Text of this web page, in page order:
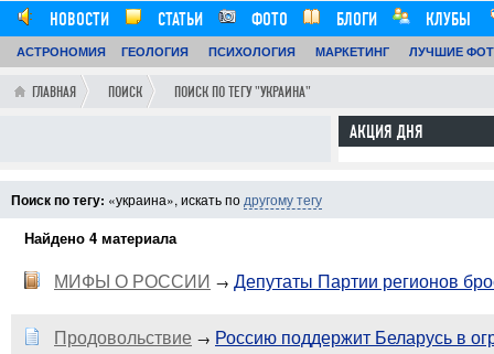
НОВОСТИ СТАТЬИ ФОТО БЛОГИ
КЛУБЫ
ОБЗОРЫ
ВИДЕОРЕПОРТАЖИ
АСТРОНОМИЯ ГЕОЛОГИЯ ПСИХОЛОГИЯ МАРКЕТИНГ ЛУЧШИЕ
ГЛАВНАЯ ПОИСК ПОИСК ПО ТЕГУ "УКРАИНА"
АКЦИЯ ДНЯ
Поиск по тегу: «украина», искать по другому тегу
Найдено 4 материала
МИФЫ О РОССИИ → Депутаты Партии регионов
Продовольствие → Россию поддержит Беларусь в